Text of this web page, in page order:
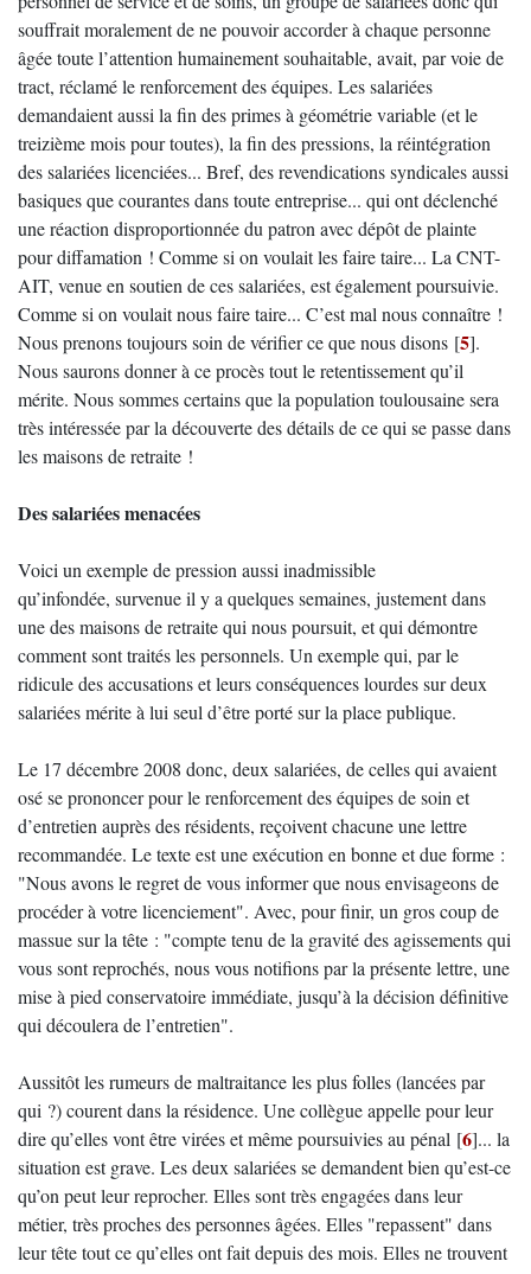
souffrait moralement de ne pouvoir accorder à chaque personne
âgée toute l’attention humainement souhaitable, avait, par voie de
tract, réclamé le renforcement des équipes. Les salariées
demandaient aussi la fin des primes à géométrie variable (et le
treizième mois pour toutes), la fin des pressions, la réintégration
des salariées licenciées... Bref, des revendications syndicales aussi
basiques que courantes dans toute entreprise... qui ont déclenché
une réaction disproportionnée du patron avec dépôt de plainte
pour diffamation ! Comme si on voulait les faire taire... La CNT-
AIT, venue en soutien de ces salariées, est également poursuivie.
Comme si on voulait nous faire taire... C’est mal nous connaître !
Nous prenons toujours soin de vérifier ce que nous disons [5].
Nous saurons donner à ce procès tout le retentissement qu’il
mérite. Nous sommes certains que la population toulousaine sera
très intéressée par la découverte des détails de ce qui se passe dans
les maisons de retraite !
Des salariées menacées
Voici un exemple de pression aussi inadmissible
qu’infondée, survenue il y a quelques semaines, justement dans
une des maisons de retraite qui nous poursuit, et qui démontre
comment sont traités les personnels. Un exemple qui, par le
ridicule des accusations et leurs conséquences lourdes sur deux
salariées mérite à lui seul d’être porté sur la place publique.
Le 17 décembre 2008 donc, deux salariées, de celles qui avaient
osé se prononcer pour le renforcement des équipes de soin et
d’entretien auprès des résidents, reçoivent chacune une lettre
recommandée. Le texte est une exécution en bonne et due forme :
"Nous avons le regret de vous informer que nous envisageons de
procéder à votre licenciement". Avec, pour finir, un gros coup de
massue sur la tête : "compte tenu de la gravité des agissements qui
vous sont reprochés, nous vous notifions par la présente lettre, une
mise à pied conservatoire immédiate, jusqu’à la décision définitive
qui découlera de l’entretien".
Aussitôt les rumeurs de maltraitance les plus folles (lancées par
qui ?) courent dans la résidence. Une collègue appelle pour leur
dire qu’elles vont être virées et même poursuivies au pénal [6]... la
situation est grave. Les deux salariées se demandent bien qu’est-ce
qu’on peut leur reprocher. Elles sont très engagées dans leur
métier, très proches des personnes âgées. Elles "repassent" dans
leur tête tout ce qu’elles ont fait depuis des mois. Elles ne trouvent